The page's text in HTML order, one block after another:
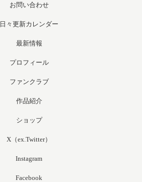
お問い合わせ
日々更新カレンダー
最新情報
プロフィール
ファンクラブ
作品紹介
ショップ
X（ex.Twitter）
Instagram
Facebook